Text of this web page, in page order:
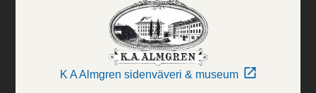
K A Almgren sidenväveri & museum